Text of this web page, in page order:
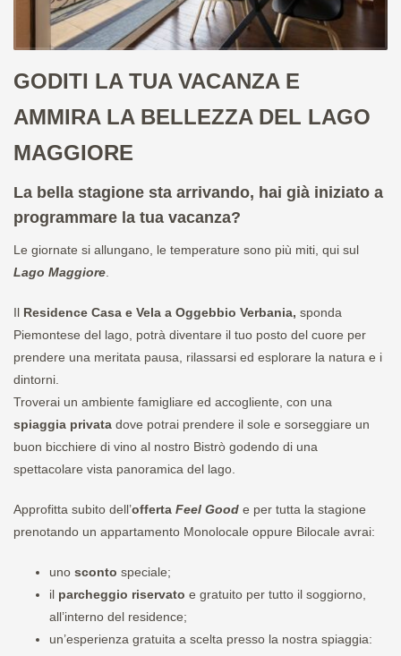
GODITI LA TUA VACANZA E
AMMIRA LA BELLEZZA DEL LAGO
MAGGIORE
La bella stagione sta arrivando, hai già iniziato a
programmare la tua vacanza?
Le giornate si allungano, le temperature sono più miti, qui sul
Lago Maggiore
Il Residence Casa e Vela a Oggebbio Verbania, sponda
Piemontese del lago, potrà diventare il tuo posto del cuore per
prendere una meritata pausa, rilassarsi ed esplorare la natura e i
dintorni.
Troverai un ambiente famigliare ed accogliente, con una
spiaggia privata dove potrai prendere il sole e sorseggiare un
buon bicchiere di vino al nostro Bistrò godendo di una
spettacolare vista panoramica del lago.
Approfitta subito dell’offerta Feel Good e per tutta la stagione
prenotando un appartamento Monolocale oppure Bilocale avrai:
uno sconto speciale;
il parcheggio riservato e gratuito per tutto il soggiorno,
all’interno del residence;
un’esperienza gratuita a scelta presso la nostra spiaggia: